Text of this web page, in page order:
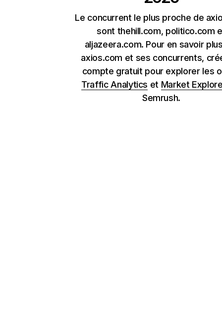
Le concurrent le plus proche de
sont thehill.com, politico.com
aljazeera.com. Pour en savoir
axios.com et ses concurrents,
compte gratuit pour explorer les
Traffic Analytics et Market
Semrush.